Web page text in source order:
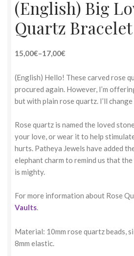
(English) Big
Quartz Bracelet
15,00€–17,00€
(English) Hello! These carved rose
procured again. However, I’m
but with plain rose quartz. I’ll
Rose quartz is named the loved
your love, or wear it to help
hurts. Patheya Jewels have added
elephant charm to remind us that
is mighty.
For more information about Rose
Vaults.
Material: 10mm rose quartz beads,
8mm elastic.